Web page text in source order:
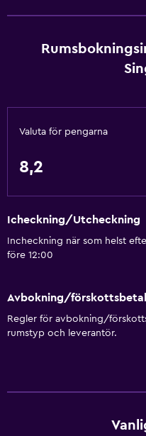
Handdukar
Biluthyrning
Väckningsservice
Mötesrum
Rumservice
Nyckelkortsåtkomst
Valuta för pengarna
8,2
Icheckning/Utcheckning
Incheckning när som helst
före 12:00
Avbokning/
Regler för avbokning/
rumstyp och leverantör.